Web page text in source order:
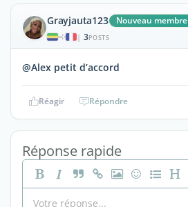
Grayjauta123 Nouveau membre
| 3POSTS
@Alex petit d’accord
Réagir Répondre
Réponse rapide